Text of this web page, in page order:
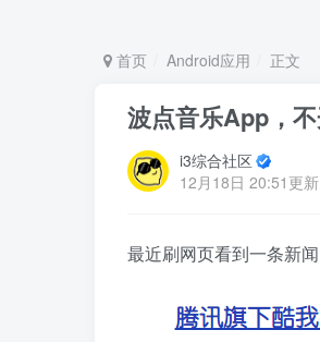
首页 Android应用 正文
波点音乐App，
i3综合社区
12月18日 20:51更新
最近刷网页看到一条新闻